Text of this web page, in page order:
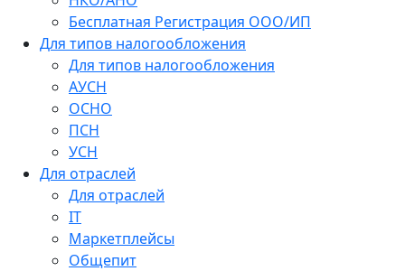
Бесплатная Регистрация ООО/ИП
Для типов налогообложения
Для типов налогообложения
АУСН
ОСНО
ПСН
УСН
Для отраслей
Для отраслей
IT
Маркетплейсы
Общепит